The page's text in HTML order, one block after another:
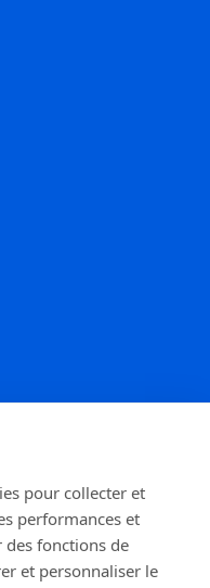
pour collecter et
performances et
fonctions de
et personnaliser le